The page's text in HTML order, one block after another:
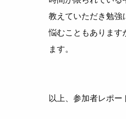
教えていただき勉強
悩むこ ともあります
ます。
以上、参加者レポー